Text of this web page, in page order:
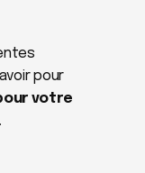
pour
votre
.